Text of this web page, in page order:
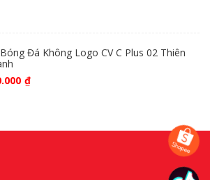
Đá Không Logo CV C Plus 02 Thiên
₫